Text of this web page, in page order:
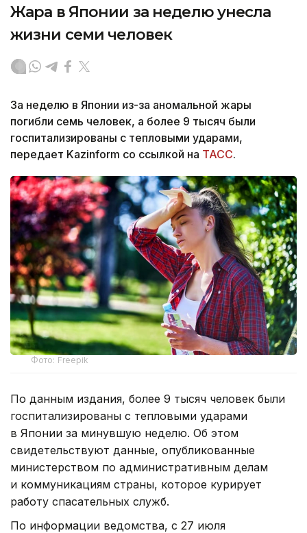
Жара в Японии за неделю унесла
жизни семи человек
За неделю в Японии из-за аномальной жары
погибли семь человек, а более 9 тысяч были
госпитализированы с тепловыми ударами,
передает Kazinform со ссылкой на ТАСС.
Фото: Freepik
По данным издания, более 9 тысяч человек были
госпитализированы с тепловыми ударами
в Японии за минувшую неделю. Об этом
свидетельствуют данные, опубликованные
министерством по административным делам
и коммуникациям страны, которое курирует
работу спасательных служб.
По информации ведомства, с 27 июля